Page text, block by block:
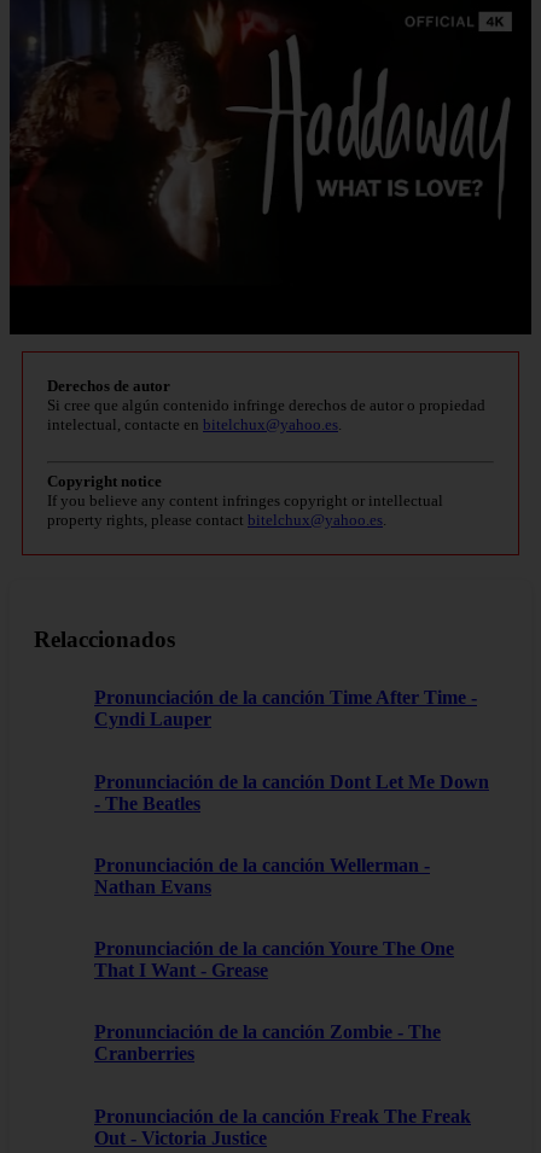
Derechos de autor
Si cree que algún contenido infringe derechos de autor o propiedad
intelectual, contacte en bitelchux@yahoo.es
Copyright notice
If you believe any content infringes copyright or intellectual
property rights, please contact bitelchux@yahoo.es
Relaccionados
Pronunciación de la canción Time After Time -
Cyndi Lauper
Pronunciación de la canción Dont Let Me Down
- The Beatles
Pronunciación de la canción Wellerman -
Nathan Evans
Pronunciación de la canción Youre The One
That I Want - Grease
Pronunciación de la canción Zombie - The
Cranberries
Pronunciación de la canción Freak The Freak
Out - Victoria Justice